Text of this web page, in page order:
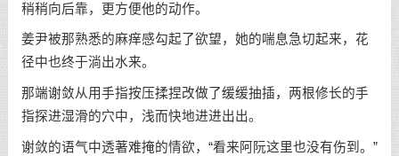
稍稍向后靠，更方便他的动作。
姜尹被那熟悉的麻痒感勾起了欲望，她的喘息急切起来，花
径中也终于淌出水来。
那端谢敛从用手指按压揉捏改做了缓缓抽插，两根修长的手
指探进湿滑的穴中，浅而快地进进出出。
谢敛的语气中透著难掩的情欲，“看来阿阮这里也没有伤到。”